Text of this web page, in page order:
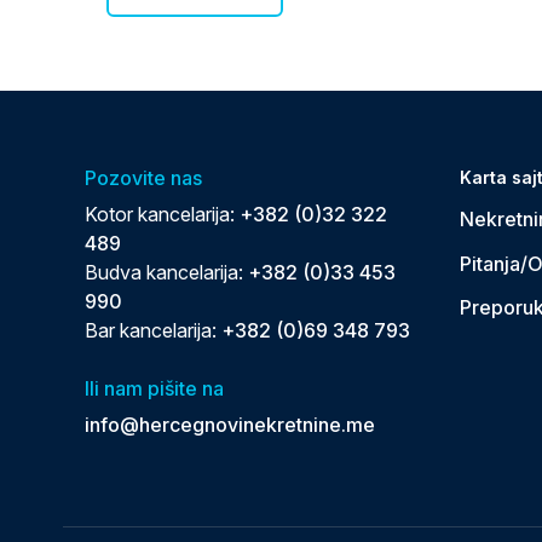
Pozovite nas
Kotor kancelarija: +382 (0)32 322
489
Budva kancelarija: +382 (0)33 453
990
Bar kancelarija: +382 (0)69 348 793
Ili nam pišite na
info@hercegnovinekretnine.me
Karta
Pitanja/